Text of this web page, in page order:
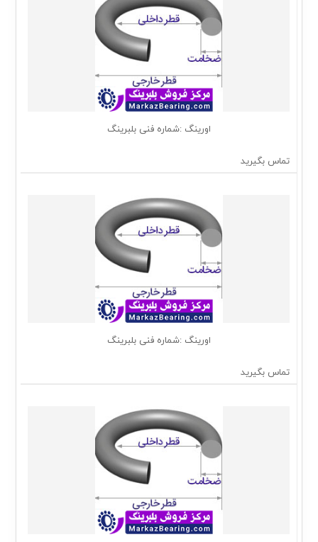
اورینگ :شماره فنی بلبرینگ
تماس بگیرید
اورینگ :شماره فنی بلبرینگ
تماس بگیرید